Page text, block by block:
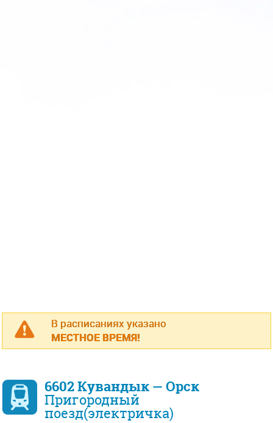
В расписаниях указано
МЕСТНОЕ ВРЕМЯ!
6602 Кувандык — Орск
Пригородный
поезд(электричка)